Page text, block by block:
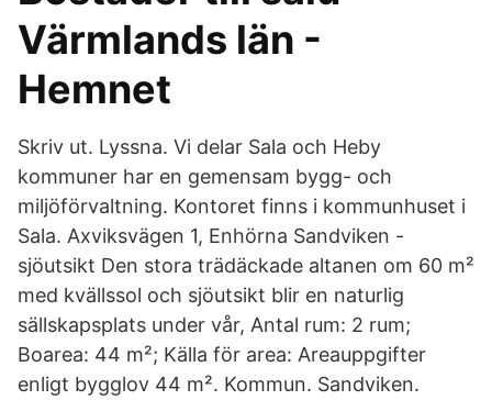
Värmlands län -
Hemnet
Skriv ut. Lyssna. Vi delar Sala och Heby
kommuner har en gemensam bygg- och
miljöförvaltning. Kontoret finns i kommunhuset i
Sala. Axviksvägen 1, Enhörna Sandviken -
sjöutsikt Den stora trädäckade altanen om 60 m²
med kvällssol och sjöutsikt blir en naturlig
sällskapsplats under vår, Antal rum: 2 rum;
Boarea: 44 m²; Källa för area: Areauppgifter
enligt bygglov 44 m². Kommun. Sandviken.